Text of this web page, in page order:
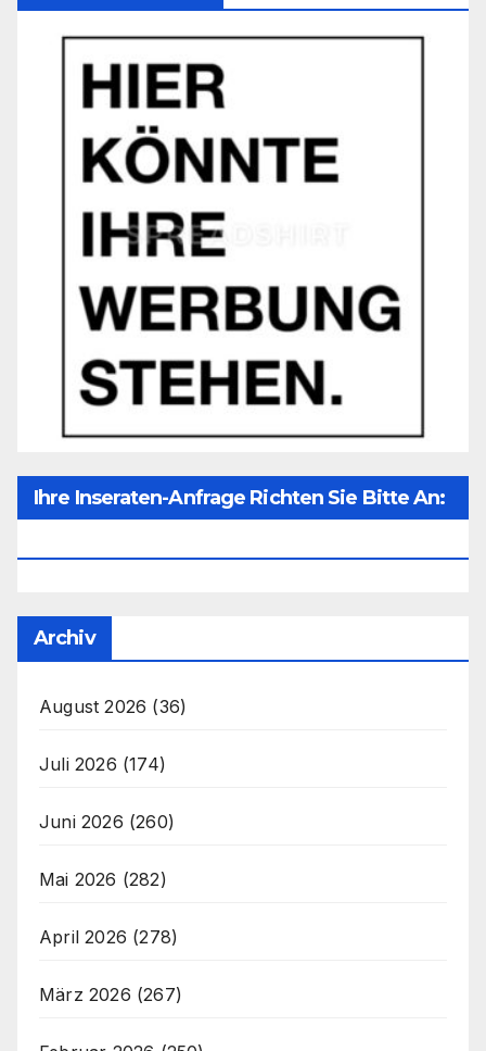
Ihre Inseraten-Anfrage Richten Sie Bitte An:
Archiv
August 2026 (36)
Juli 2026 (174)
Juni 2026 (260)
Mai 2026 (282)
April 2026 (278)
März 2026 (267)